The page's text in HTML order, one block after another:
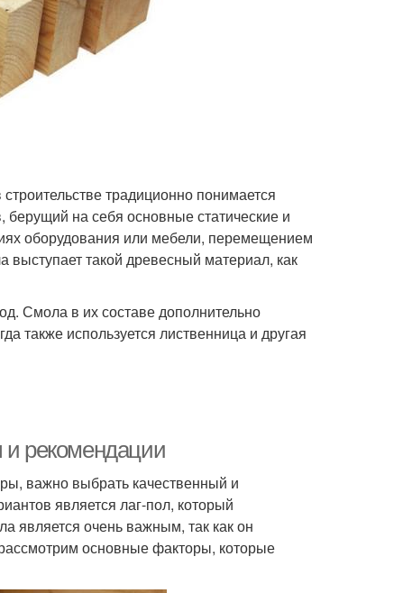
традиционно понимается
на себя основные статические и
оборудования или мебели, перемещением
выступает такой древесный материал, как
Смола в их составе дополнительно
также используется лиственница и другая
рекомендации
важно выбрать качественный и
является лаг-пол, который
является очень важным, так как он
основные факторы, которые